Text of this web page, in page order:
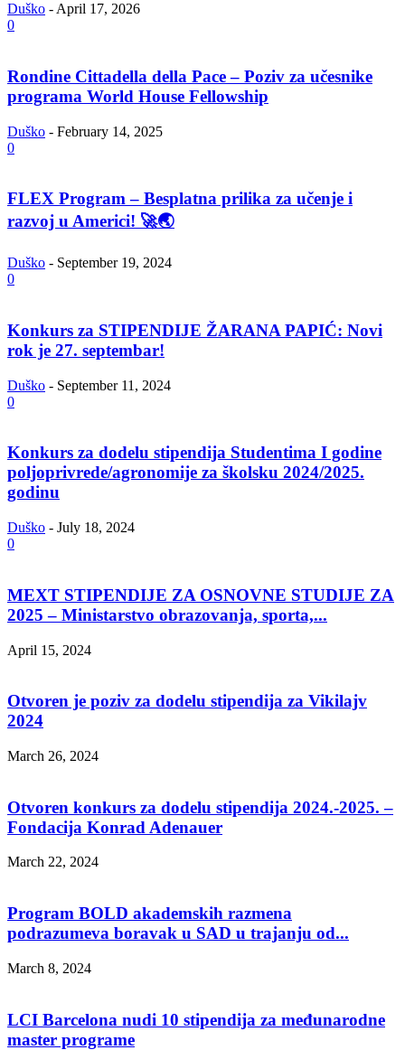
Duško - April 17, 2026
0
Rondine Cittadella della Pace – Poziv za učesnike
programa World House Fellowship
Duško - February 14, 2025
0
FLEX Program – Besplatna prilika za učenje i
razvoj u Americi! 🚀🌏
Duško - September 19, 2024
0
Konkurs za STIPENDIJE ŽARANA PAPIĆ: Novi
rok je 27. septembar!
Duško - September 11, 2024
0
Konkurs za dodelu stipendija Studentima I godine
poljoprivrede/agronomije za školsku 2024/2025.
godinu
Duško - July 18, 2024
0
MEXT STIPENDIJE ZA OSNOVNE STUDIJE ZA
2025 – Ministarstvo obrazovanja, sporta,...
April 15, 2024
Otvoren je poziv za dodelu stipendija za Vikilajv
2024
March 26, 2024
Otvoren konkurs za dodelu stipendija 2024.-2025. –
Fondacija Konrad Adenauer
March 22, 2024
Program BOLD akademskih razmena
podrazumeva boravak u SAD u trajanju od...
March 8, 2024
LCI Barcelona nudi 10 stipendija za međunarodne
master programe